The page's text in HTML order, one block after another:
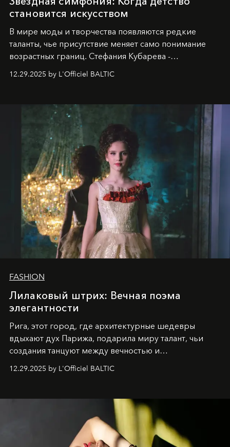
становится искусством
В мире моды и творчества появляются редкие
таланты, чье присутствие меняет само понимание
возрастных границ. Стефания Кубарева -
харизмы, чье имя уже украшает обложки
2025
и LUXIA June 2025, представляет собой
уникальное явление современной культуры.
12.29.2025 by L'Officiel BALTIC
FASHION
Лилаковый штрих: Вечная поэма
элегантности
Рига, этот город, где архитектурные шедевры
вдыхают дух Парижа, подарила миру талант, чьи
создания танцуют между вечностью и
12.29.2025 by L'Officiel BALTIC